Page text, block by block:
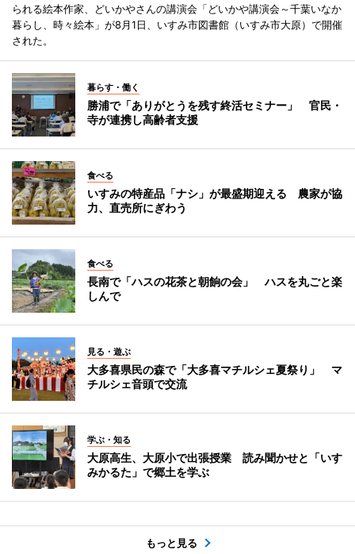
られる絵本作家、どいかやさんの講演会「どいかや講演会～千葉いなか
暮らし、時々絵本」が8月1日、いすみ市図書館（いすみ市大原）で開催
された。
暮らす・働く
勝浦で「ありがとうを残す終活セミナー」 官民・
寺が連携し高齢者支援
食べる
いすみの特産品「ナシ」が最盛期迎える 農家が協
力、直売所にぎわう
食べる
長南で「ハスの花茶と朝餉の会」 ハスを丸ごと楽
しんで
見る・遊ぶ
大多喜県民の森で「大多喜マチルシェ夏祭り」 マ
チルシェ音頭で交流
学ぶ・知る
大原高生、大原小で出張授業 読み聞かせと「いす
みかるた」で郷土を学ぶ
もっと見る